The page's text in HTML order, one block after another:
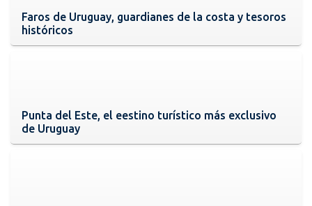
Faros de Uruguay, guardianes de la costa y tesoros
históricos
Punta del Este, el eestino turístico más exclusivo
de Uruguay